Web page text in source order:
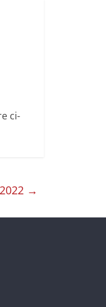
ci-
→